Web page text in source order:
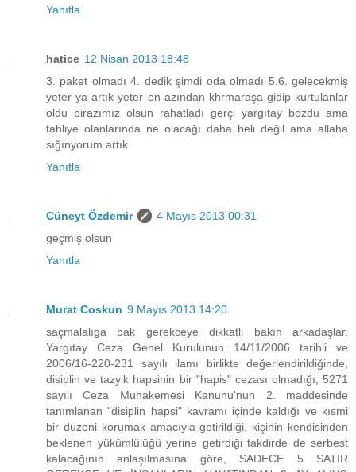
Yanıtla
hatice 12 Nisan 2013 18:48
3. paket olmadı 4. dedik şimdi oda olmadı 5.6. gelecekmiş
yeter ya artık yeter en azından khrmaraşa gidip kurtulanlar
oldu birazımız olsun rahatladı gerçi yargıtay bozdu ama
tahliye olanlarında ne olacağı daha beli değil ama allaha
sığınyorum artık
Yanıtla
Cüneyt Özdemir
4 Mayıs 2013 00:31
geçmiş olsun
Yanıtla
Murat Coskun 9 Mayıs 2013 14:20
saçmalalıga bak gerekceye dikkatli bakın arkadaşlar.
Yargıtay Ceza Genel Kurulunun 14/11/2006 tarihli ve
2006/16-220-231 sayılı ilamı birlikte değerlendirildiğinde,
disiplin ve tazyik hapsinin bir "hapis" cezası olmadığı, 5271
sayılı Ceza Muhakemesi Kanunu'nun 2. maddesinde
tanımlanan "disiplin hapsi" kavramı içinde kaldığı ve kısmi
bir düzeni korumak amacıyla getirildiği, kişinin kendisinden
beklenen yükümlülüğü yerine getirdiği takdirde de serbest
kalacağının anlaşılmasına göre, SADECE 5 SATIR